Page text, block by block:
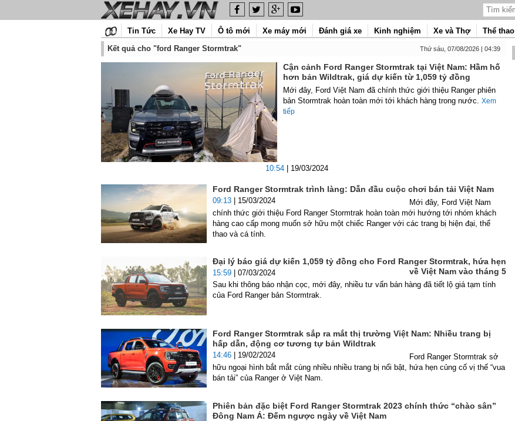
Tin Tức Xe Hay TV Ô tô mới Xe máy mới Đánh giá xe Kinh nghiệm Xe và Thợ Thể thao
Kết quả cho "ford Ranger Stormtrak"
Thứ sáu, 07/08/2026 | 04:39
Cận cảnh Ford Ranger Stormtrak tại Việt Nam: Hầm hố
hơn bản Wildtrak, giá dự kiến từ 1,059 tỷ đồng
10:54 | 19/03/2024
Mới đây, Ford Việt Nam đã chính thức giới thiệu Ranger phiên
bản Stormtrak hoàn toàn mới tới khách hàng trong nước. Xem
tiếp
Ford Ranger Stormtrak trình làng: Dẫn đầu cuộc chơi bán tải Việt Nam
09:13 | 15/03/2024
Mới đây, Ford Việt Nam
chính thức giới thiệu Ford Ranger Stormtrak hoàn toàn mới hướng tới nhóm khách
hàng cao cấp mong muốn sở hữu một chiếc Ranger với các trang bị hiện đại, thể
thao và cá tính.
Đại lý báo giá dự kiến 1,059 tỷ đồng cho Ford Ranger Stormtrak, hứa hẹn
về Việt Nam vào tháng 5
15:59 | 07/03/2024
Sau khi thông báo nhận cọc, mới đây, nhiều tư vấn bán hàng đã tiết lộ giá tạm tính
của Ford Ranger bản Stormtrak.
Ford Ranger Stormtrak sắp ra mắt thị trường Việt Nam: Nhiều trang bị
hấp dẫn, động cơ tương tự bản Wildtrak
14:46 | 19/02/2024
Ford Ranger Stormtrak sở
hữu ngoại hình bắt mắt cùng nhiều nhiều trang bị nổi bật, hứa hẹn củng cố vị thế “vua
bán tải” của Ranger ở Việt Nam.
Phiên bản đặc biệt Ford Ranger Stormtrak 2023 chính thức “chào sân”
Đông Nam Á: Đếm ngược ngày về Việt Nam